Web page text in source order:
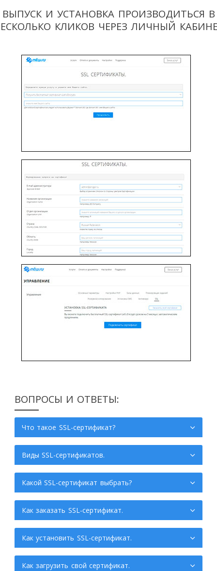
ВЫПУСК И УСТАНОВКА ПРОИЗВОДИТЬСЯ В
КЛИКОВ ЧЕРЕЗ ЛИЧНЫЙ
ВОПРОСЫ И ОТВЕТЫ:
Что такое SSL-сертификат?
Виды SSL-сертификатов.
Какой SSL-сертификат выбрать?
Как заказать SSL-сертификат.
Как установить SSL-сертификат.
Как загрузить свой сертификат.